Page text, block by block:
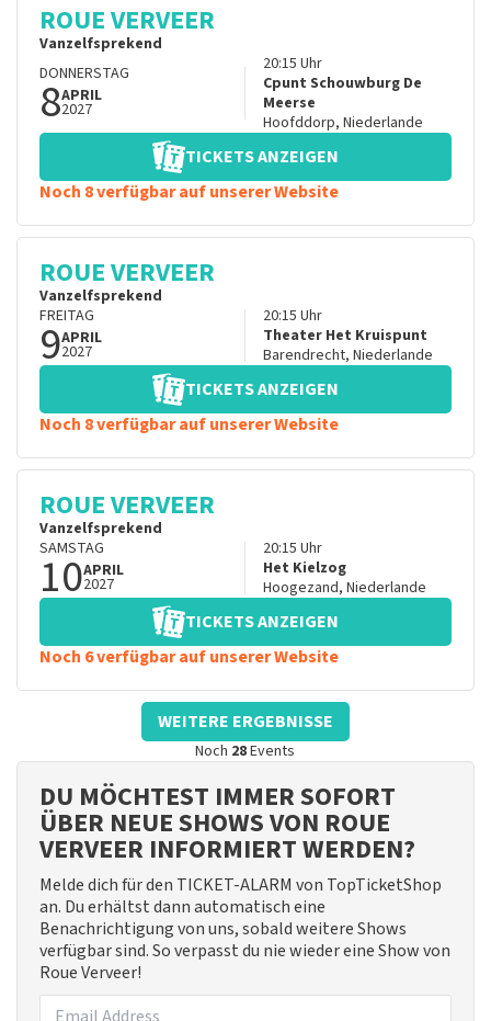
ROUE VERVEER
Vanzelfsprekend
DONNERSTAG
8APRIL
2027
20:15 Uhr
Cpunt Schouwburg De
Meerse
Hoofddorp, Niederlande
TICKETS ANZEIGEN
Noch 8 verfügbar auf unserer Website
ROUE VERVEER
Vanzelfsprekend
FREITAG
9APRIL
2027
20:15 Uhr
Theater Het Kruispunt
Barendrecht, Niederlande
TICKETS ANZEIGEN
Noch 8 verfügbar auf unserer Website
ROUE VERVEER
Vanzelfsprekend
SAMSTAG
10APRIL
2027
20:15 Uhr
Het Kielzog
Hoogezand, Niederlande
TICKETS ANZEIGEN
Noch 6 verfügbar auf unserer Website
WEITERE ERGEBNISSE
Noch 28Events
DU MÖCHTEST IMMER SOFORT
ÜBER NEUE SHOWS VON ROUE
VERVEER INFORMIERT WERDEN?
Melde dich für den TICKET-ALARM von TopTicketShop
an. Du erhältst dann automatisch eine
Benachrichtigung von uns, sobald weitere Shows
verfügbar sind. So verpasst du nie wieder eine Show von
Roue Verveer!